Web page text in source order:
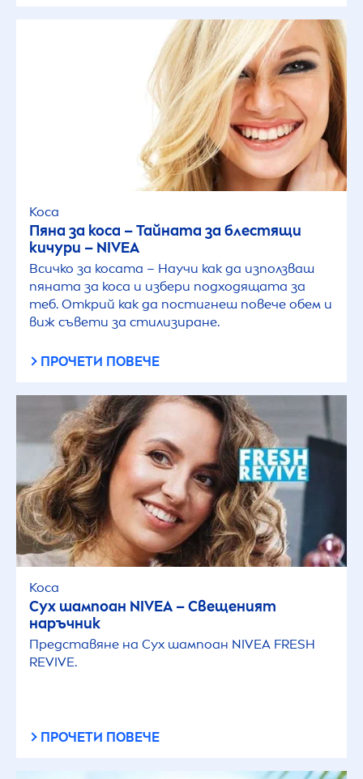
Коса
Пяна за коса – Тайната за блестящи
кичури – NIVEA
Всичко за косата – Научи как да използваш
пяната за коса и избери подходящата за
теб. Открий как да постигнеш повече обем и
виж съвети за стилизиране.
ПРОЧЕТИ ПОВЕЧЕ
Коса
Сух шампоан NIVEA – Свещеният
наръчник
Представяне на Сух шампоан NIVEA FRESH
REVIVE.
ПРОЧЕТИ ПОВЕЧЕ